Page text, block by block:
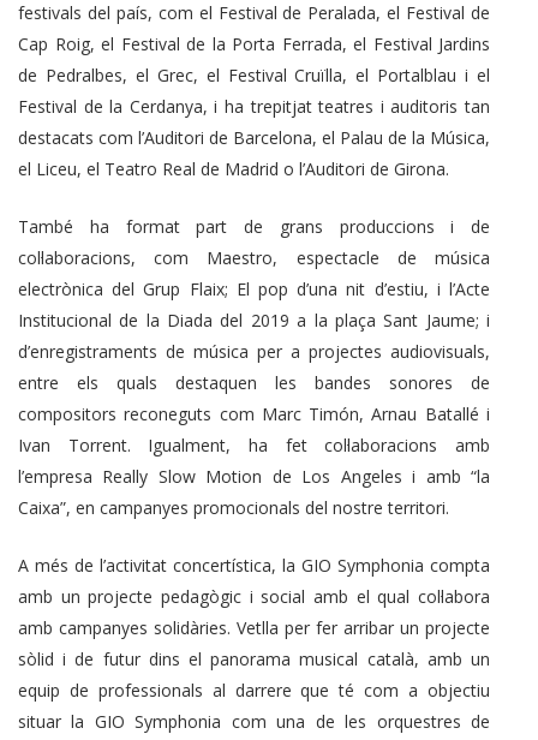
festivals del país, com el Festival de Peralada, el Festival de
Cap Roig, el Festival de la Porta Ferrada, el Festival Jardins
de Pedralbes, el Grec, el Festival Cruïlla, el Portalblau i el
Festival de la Cerdanya, i ha trepitjat teatres i auditoris tan
destacats com l’Auditori de Barcelona, el Palau de la Música,
el Liceu, el Teatro Real de Madrid o l’Auditori de Girona.
També ha format part de grans produccions i de
col·laboracions, com Maestro, espectacle de música
electrònica del Grup Flaix; El pop d’una nit d’estiu, i l’Acte
Institucional de la Diada del 2019 a la plaça Sant Jaume; i
d’enregistraments de música per a projectes audiovisuals,
entre els quals destaquen les bandes sonores de
compositors reconeguts com Marc Timón, Arnau Batallé i
Ivan Torrent. Igualment, ha fet col·laboracions amb
l’empresa Really Slow Motion de Los Angeles i amb “la
Caixa”, en campanyes promocionals del nostre territori.
A més de l’activitat concertística, la GIO Symphonia compta
amb un projecte pedagògic i social amb el qual col·labora
amb campanyes solidàries. Vetlla per fer arribar un projecte
sòlid i de futur dins el panorama musical català, amb un
equip de professionals al darrere que té com a objectiu
situar la GIO Symphonia com una de les orquestres de